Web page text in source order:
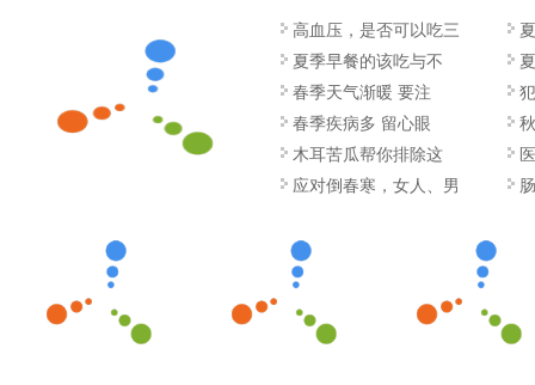
高血压，是否可以吃三
夏季早餐的该吃与不
春季天气渐暖 要注
春季疾病多 留心眼
木耳苦瓜帮你排除这
应对倒春寒，女人、男